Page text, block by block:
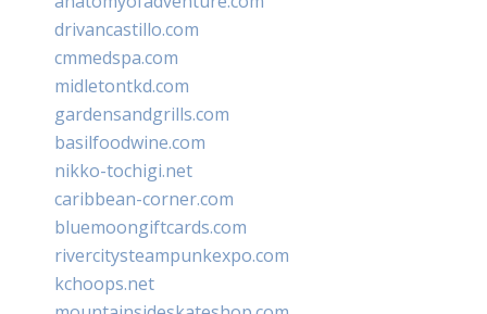
drivancastillo.com
cmmedspa.com
midletontkd.com
gardensandgrills.com
basilfoodwine.com
nikko-tochigi.net
caribbean-corner.com
bluemoongiftcards.com
rivercitysteampunkexpo.com
kchoops.net